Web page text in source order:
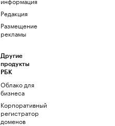
Редакция
Размещение
рекламы
Другие
продукты
РБК
Облако для
бизнеса
Корпоративный
регистратор
доменов